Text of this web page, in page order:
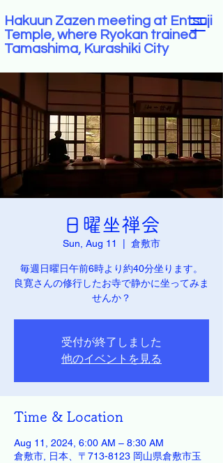
Hakuun Zazen meeting at Entsuji
Temple, where Ryokan trained
Tamashima, Kurashiki City
日曜坐禅会
Sun, Aug 11 倉敷市
毎週日曜日午前6時より約40分坐ります。
良寛さんの修行したお寺で静かに坐ってみま
せんか？
受付が終了しました
他のイベントを見る
Time & Location
Aug 11, 2024, 6:00 AM – 8:30 AM
倉敷市, 日本、〒713-8123 岡山県倉敷市玉